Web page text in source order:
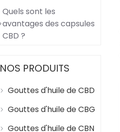
Quels sont les
avantages des capsules
CBD ?
NOS PRODUITS
Gouttes d'huile de CBD
Gouttes d'huile de CBG
Gouttes d'huile de CBN